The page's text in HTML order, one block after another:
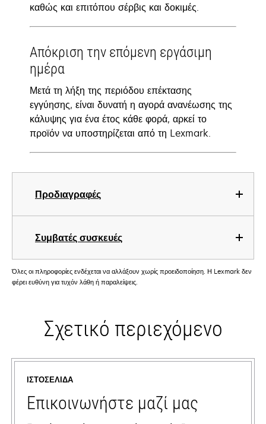
Προδιαγραφές
Συμβατές συσκευές
καθώς και επιτόπου σέρβις και δοκιμές.
Απόκριση την επόμενη εργάσιμη
ημέρα
Μετά τη λήξη της περιόδου επέκτασης
εγγύησης, είναι δυνατή η αγορά ανανέωσης της
κάλυψης για ένα έτος κάθε φορά, αρκεί το
προϊόν να υποστηρίζεται από τη Lexmark.
Όλες οι πληροφορίες ενδέχεται να αλλάξουν χωρίς προειδοποίηση. Η Lexmark δεν
φέρει ευθύνη για τυχόν λάθη ή παραλείψεις.
Σχετικό περιεχόμενο
ΙΣΤΟΣΕΛΊΔΑ
Επικοινωνήστε μαζί μας